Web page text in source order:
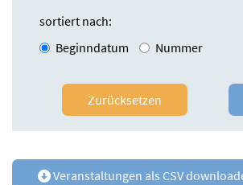
sortiert nach:
Beginndatum
Nummer
Zurücksetzen
Veranstaltungen als CSV